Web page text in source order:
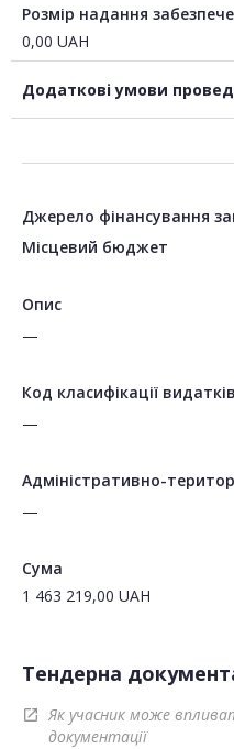
Розмір надання
0,00 UAH
Додаткові умови
Джерело фінансування
Місцевий бюджет
Опис
—
Код класифікації видатків
—
Адміністративно-
—
Сума
1 463 219,00 UAH
Тендерна
open_in_new
Як учасник може
документації